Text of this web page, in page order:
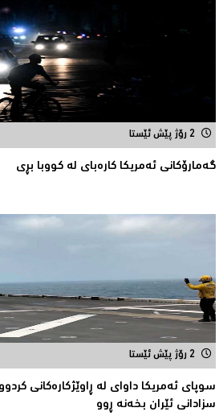
2 رۆژ پێش ئێستا
گەمارۆکانی ئەمریکا کارەبای لە کووبا بڕی
2 رۆژ پێش ئێستا
سوپاى ئەمریکا داواى لە ڕاوێژکارەکانى
سزادانی ئێران بخەنە ڕوو